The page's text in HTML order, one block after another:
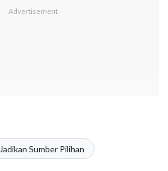
Jadikan Sumber Pilihan